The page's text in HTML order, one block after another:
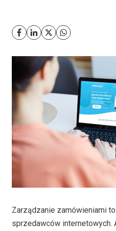
Zarządzanie zamówieniami
sprzedawców internetowych.